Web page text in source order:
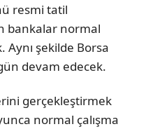
resmi tatil
bankalar normal
Aynı şekilde Borsa
devam edecek.
gerçekleştirmek
normal çalışma